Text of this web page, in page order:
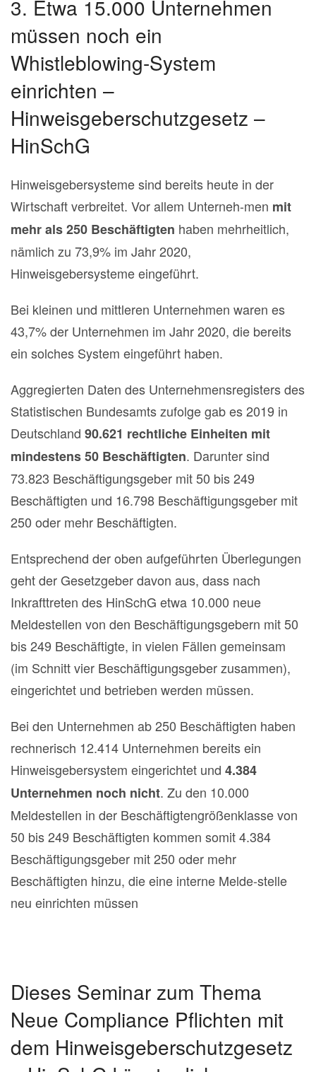
3. Etwa 15.000 Unternehmen
müssen noch ein
Whistleblowing-System
einrichten –
Hinweisgeberschutzgesetz –
HinSchG
Hinweisgebersysteme sind bereits heute in der
Wirtschaft verbreitet. Vor allem Unterneh-men mit
mehr als 250 Beschäftigten haben mehrheitlich,
nämlich zu 73,9% im Jahr 2020,
Hinweisgebersysteme eingeführt.
Bei kleinen und mittleren Unternehmen waren es
43,7% der Unternehmen im Jahr 2020, die bereits
ein solches System eingeführt haben.
Aggregierten Daten des Unternehmensregisters des
Statistischen Bundesamts zufolge gab es 2019 in
Deutschland 90.621 rechtliche Einheiten mit
mindestens 50 Beschäftigten. Darunter sind
73.823 Beschäftigungsgeber mit 50 bis 249
Beschäftigten und 16.798 Beschäftigungsgeber mit
250 oder mehr Beschäftigten.
Entsprechend der oben aufgeführten Überlegungen
geht der Gesetzgeber davon aus, dass nach
Inkrafttreten des HinSchG etwa 10.000 neue
Meldestellen von den Beschäftigungsgebern mit 50
bis 249 Beschäftigte, in vielen Fällen gemeinsam
(im Schnitt vier Beschäftigungsgeber zusammen),
eingerichtet und betrieben werden müssen.
Bei den Unternehmen ab 250 Beschäftigten haben
rechnerisch 12.414 Unternehmen bereits ein
Hinweisgebersystem eingerichtet und 4.384
Unternehmen noch nicht. Zu den 10.000
Meldestellen in der Beschäftigtengrößenklasse von
50 bis 249 Beschäftigten kommen somit 4.384
Beschäftigungsgeber mit 250 oder mehr
Beschäftigten hinzu, die eine interne Melde-stelle
neu einrichten müssen
Dieses Seminar zum Thema
Neue Compliance Pflichten mit
dem Hinweisgeberschutzgesetz